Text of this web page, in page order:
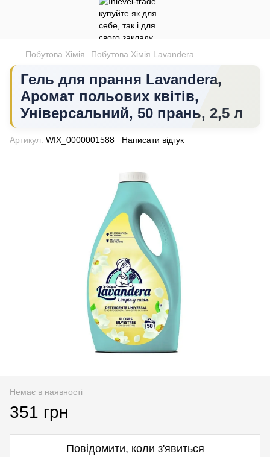
Побутова Хімія Побутова Хімія Lavandera
Гель для прання Lavandera,
Аромат польових квітів,
Універсальний, 50 прань, 2,5 л
Артикул: WIX_0000001588 Написати відгук
Немає в наявності
351 грн
Повідомити, коли з'явиться